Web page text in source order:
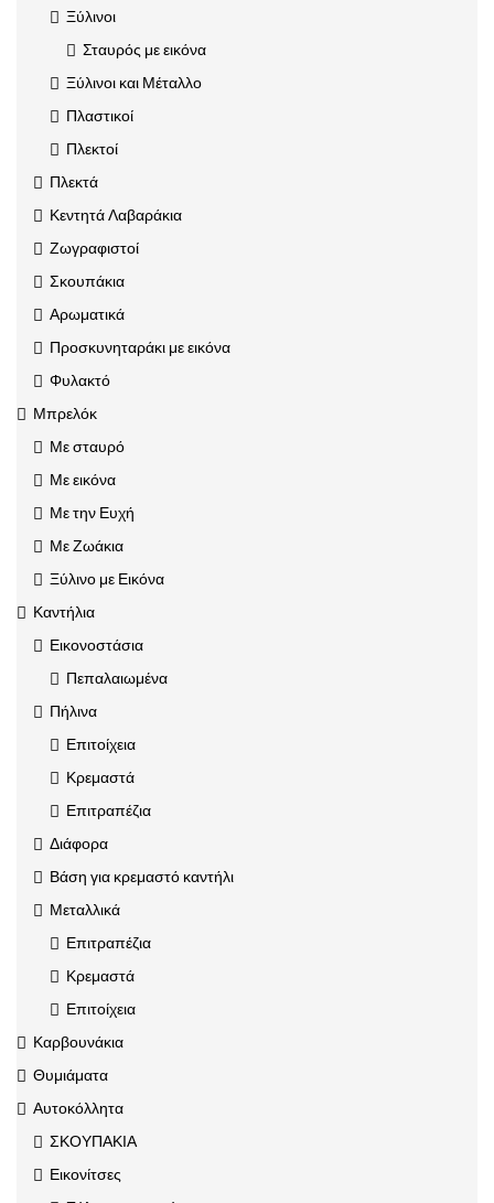
Ξύλινοι
Σταυρός με εικόνα
Ξύλινοι και Μέταλλο
Πλαστικοί
Πλεκτοί
Πλεκτά
Κεντητά Λαβαράκια
Ζωγραφιστοί
Σκουπάκια
Αρωματικά
Προσκυνηταράκι με εικόνα
Φυλακτό
Μπρελόκ
Με σταυρό
Με εικόνα
Με την Ευχή
Με Ζωάκια
Ξύλινο με Εικόνα
Καντήλια
Εικονοστάσια
Πεπαλαιωμένα
Πήλινα
Επιτοίχεια
Κρεμαστά
Επιτραπέζια
Διάφορα
Βάση για κρεμαστό καντήλι
Μεταλλικά
Επιτραπέζια
Κρεμαστά
Επιτοίχεια
Καρβουνάκια
Θυμιάματα
Αυτοκόλλητα
ΣΚΟΥΠΑΚΙΑ
Εικονίτσες